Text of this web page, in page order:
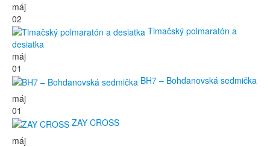
máj
02
Tlmačský polmaratón a
desiatka
máj
01
BH7 – Bohdanovská sedmička
máj
01
ZAY CROSS
máj